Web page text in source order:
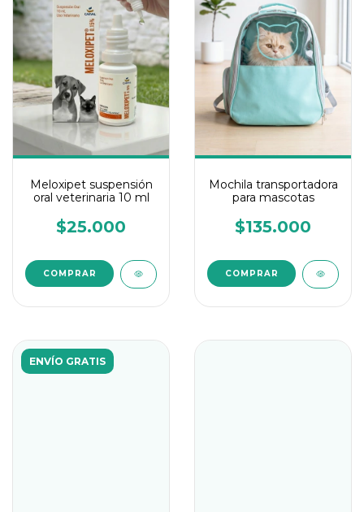
Meloxipet suspensión
oral veterinaria 10 ml
$25.000
Mochila transportadora
para mascotas
$135.000
COMPRAR
ENVÍO GRATIS